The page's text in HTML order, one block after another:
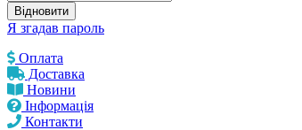
Відновити
Я згадав пароль
Оплата
Доставка
Новини
Інформація
Контакти